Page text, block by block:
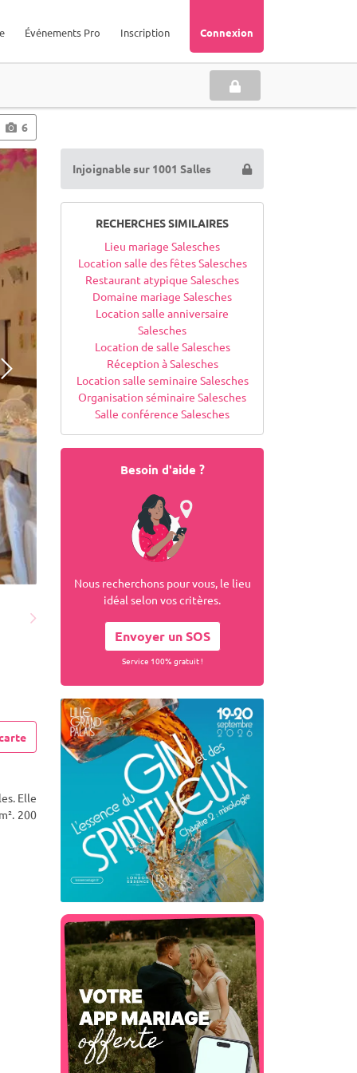
Connexion
Inscription
Événements Pro
6
Elle
200
Injoignable sur 1001 Salles
RECHERCHES SIMILAIRES
Lieu mariage Salesches
Location salle des fêtes Salesches
Restaurant atypique Salesches
Domaine mariage Salesches
Location salle anniversaire
Salesches
Location de salle Salesches
Réception à Salesches
Location salle seminaire Salesches
Organisation séminaire Salesches
Salle conférence Salesches
Besoin d'aide ?
Nous recherchons pour vous, le lieu
idéal selon vos critères.
Envoyer un SOS
Service 100% gratuit !